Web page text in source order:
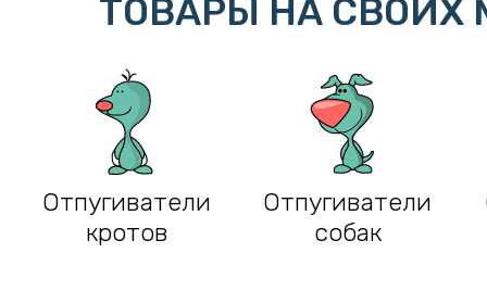
ТОВАРЫ НА СВОИХ
Отпугиватели
кротов
Отпугиватели
собак